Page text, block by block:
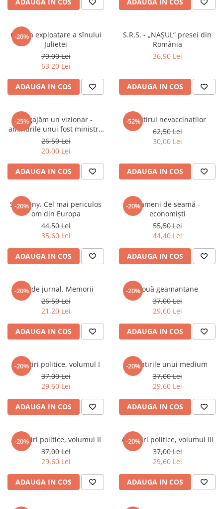
-20%
Crunta exploatare a sînului
Julietei
79,00 Lei
63,20 Lei
ADAUGA IN COS
S.R.S. - „NAȘUL” presei din
România
36,90 Lei
ADAUGA IN COS
-25%
Angajăm un vizionar -
amintirile unui fost ministru
al Apărării
26,50 Lei
20,00 Lei
ADAUGA IN COS
-52%
Cimitirul nevaccinaților
62,50 Lei
30,00 Lei
ADAUGA IN COS
-20%
Skorzeny. Cel mai periculos
om din Europa
44,50 Lei
35,60 Lei
ADAUGA IN COS
-20%Oameni de seamă -
economiști
55,50 Lei
44,40 Lei
ADAUGA IN COS
-20%
File de jurnal. Memorii
26,50 Lei
21,20 Lei
ADAUGA IN COS
-20%Nouă geamantane
37,00 Lei
29,60 Lei
ADAUGA IN COS
-20%
Amintiri politice, volumul I
37,00 Lei
29,60 Lei
ADAUGA IN COS
-20%
Amintirile unui medium
37,00 Lei
29,60 Lei
ADAUGA IN COS
-20%
Amintiri politice, volumul II
37,00 Lei
29,60 Lei
ADAUGA IN COS
-20%
Amintiri politice, volumul III
37,00 Lei
29,60 Lei
ADAUGA IN COS